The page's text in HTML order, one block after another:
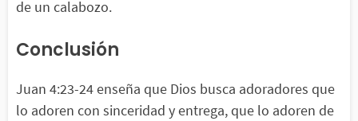
de un calabozo.
Conclusión
Juan 4:23-24 enseña que Dios busca adoradores que
lo adoren con sinceridad y entrega, que lo adoren de